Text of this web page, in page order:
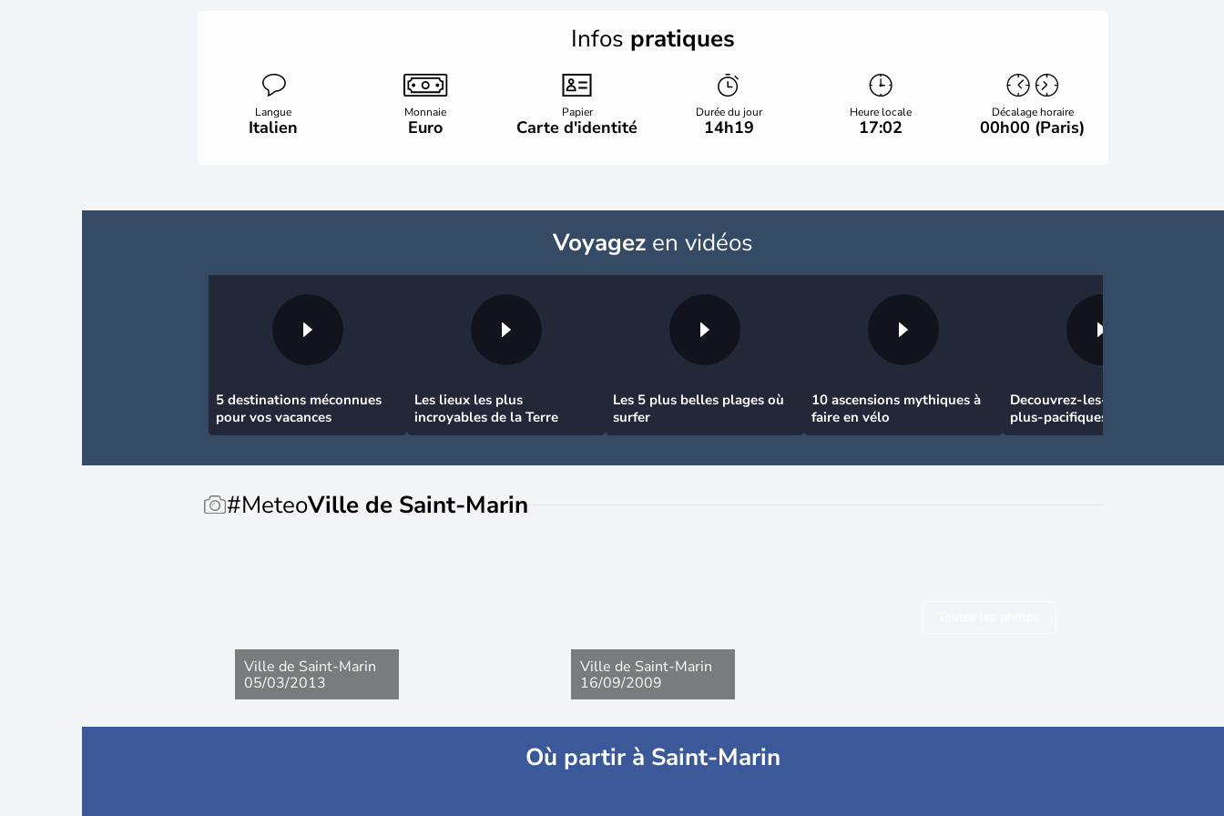
Infos pratiques
Langue
Italien
Monnaie
Euro
Papier
Carte d'identité
Durée du jour
14h19
Heure locale
17:02
Décalage horaire
00h00 (Paris)
Voyagez en vidéos
5 destinations méconnues
pour vos vacances
Les lieux les plus
incroyables de la Terre
Les 5 plus belles plages où
surfer
10 ascensions mythiques à
faire en vélo
Decouvrez-les-7-pays-les-
plus-pacifiques
#MeteoVille de Saint-Marin
Ville de Saint-Marin
05/03/2013
Ville de Saint-Marin
16/09/2009
Où partir à Saint-Marin